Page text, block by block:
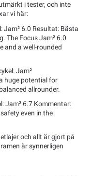
i tester, och inte
vi här:
Jam² 6.0 Resultat: Bästa
The Focus Jam² 6.0
and a well-rounded
Jam²
huge potential for
allrounder.
Jam² 6.7 Kommentar:
even in the
och allt är gjort på
är synnerligen